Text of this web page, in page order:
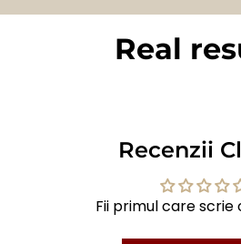
Real
Recenzii
Fii primul care scrie